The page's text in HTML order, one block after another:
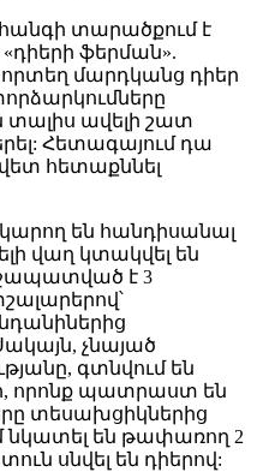
տարածքում է
ֆերման».
մարդկանց դիեր
տալիս ավելի շատ
Հետագայում դա
հետաքննել
են հանդիսանալ
վաղ կտակվել են
է 3
չնայած
գտնվում են
որոնք պատրաստ են
տեսախցիկներից
նկատել են թափառող 2
սնվել են դիերով: